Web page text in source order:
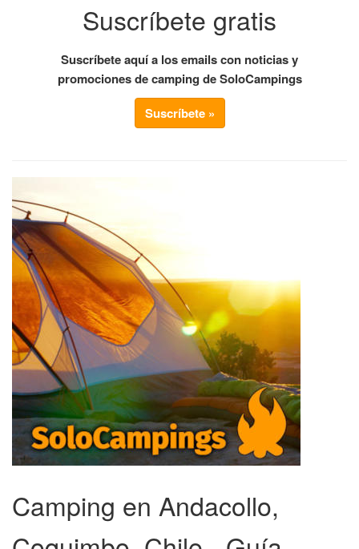
Suscríbete gratis
Suscríbete aquí a los emails con noticias y
promociones de camping de SoloCampings
Suscríbete »
Camping en Andacollo,